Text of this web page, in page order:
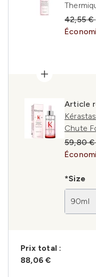
Prix de
42,55 €
Article
Chute
Prix de
59,80
*Size
90ml
Prix ​​total :
88,06 €